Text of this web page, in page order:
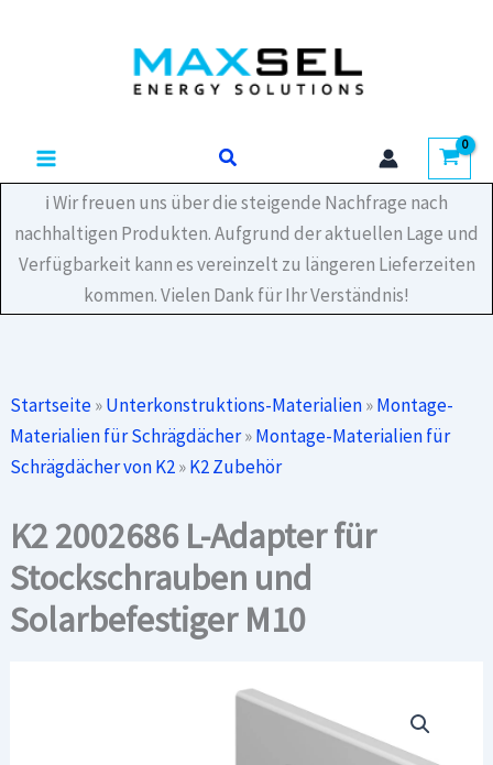
Suchen
ℹ️ Wir freuen uns über die steigende Nachfrage nach
nachhaltigen Produkten. Aufgrund der aktuellen Lage und
Verfügbarkeit kann es vereinzelt zu längeren Lieferzeiten
kommen. Vielen Dank für Ihr Verständnis!
Startseite»Unterkonstruktions-Materialien»Montage-
Materialien für Schrägdächer»Montage-Materialien für
Schrägdächer von K2»K2 Zubehör
K2 2002686 L-Adapter für
Stockschrauben und
Solarbefestiger M10